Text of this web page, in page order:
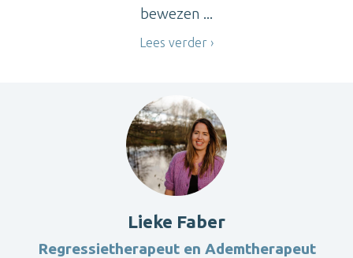
bewezen ...
Lees verder
Lieke Faber
Regressietherapeut en Ademtherapeut